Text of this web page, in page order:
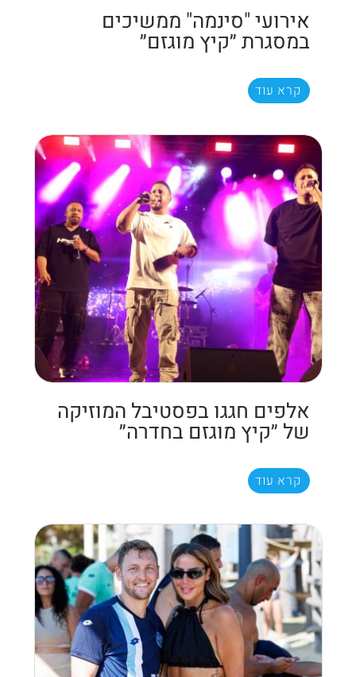
אירועי "סינמה" ממשיכים
במסגרת ״קיץ מוגזם״
קרא עוד
אלפים חגגו בפסטיבל המוזיקה
של ״קיץ מוגזם בחדרה״
קרא עוד